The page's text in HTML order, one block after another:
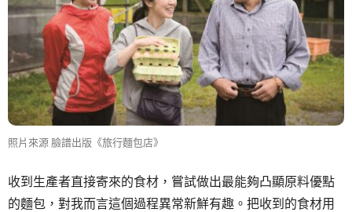
照片來源 臉譜出版《旅行麵包店》
收到生產者直接寄來的食材，嘗試做出最能夠凸顯原料優點
的麵包，對我而言這個過程異常新鮮有趣。把收到的食材用